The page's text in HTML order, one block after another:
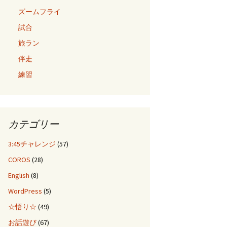
ズームフライ
試合
旅ラン
伴走
練習
カテゴリー
3:45チャレンジ (57)
COROS (28)
English (8)
WordPress (5)
☆悟り☆ (49)
お話遊び(67)